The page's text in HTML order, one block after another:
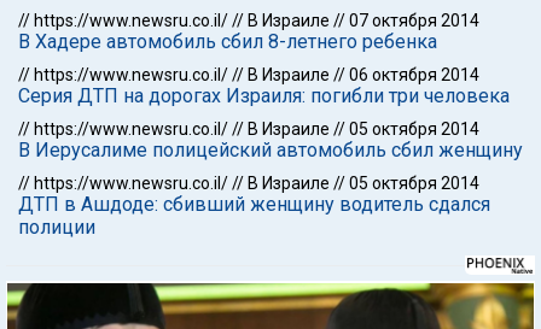
// https://www.newsru.co.il/// В Израиле //07 октября 2014
В Хадере автомобиль сбил 8-летнего ребенка
// https://www.newsru.co.il/// В Израиле //06 октября 2014
Серия ДТП на дорогах Израиля: погибли три человека
// https://www.newsru.co.il/// В Израиле //05 октября 2014
В Иерусалиме полицейский автомобиль сбил женщину
// https://www.newsru.co.il/// В Израиле //05 октября 2014
ДТП в Ашдоде: сбивший женщину водитель сдался
полиции